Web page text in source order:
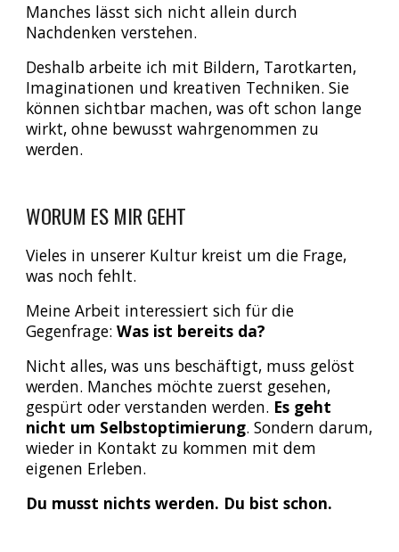
Manches lässt sich nicht allein durch
Nachdenken verstehen.
Deshalb arbeite ich mit Bildern, Tarotkarten,
Imaginationen und kreativen Techniken. Sie
können sichtbar machen, was oft schon lange
wirkt, ohne bewusst wahrgenommen zu
werden.
WORUM ES MIR GEHT
Vieles in unserer Kultur kreist um die Frage,
was noch fehlt.
Meine Arbeit interessiert sich für die
Gegenfrage:Was ist bereits da?
Nicht alles, was uns beschäftigt, muss gelöst
werden. Manches möchte zuerst gesehen,
gespürt oder verstanden werden. Es geht
nicht um Selbstoptimierung. Sondern darum,
wieder in Kontakt zu kommen mit dem
eigenen Erleben.
Du musst nichts werden. Du bist schon.